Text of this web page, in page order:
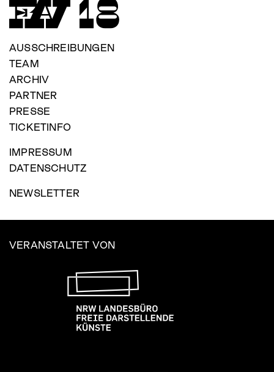
Footer
menu
AUSSCHREIBUNGEN
TEAM
ARCHIV
PARTNER
PRESSE
TICKETINFO
IMPRESSUM
DATENSCHUTZ
NEWSLETTER
VERANSTALTET VON